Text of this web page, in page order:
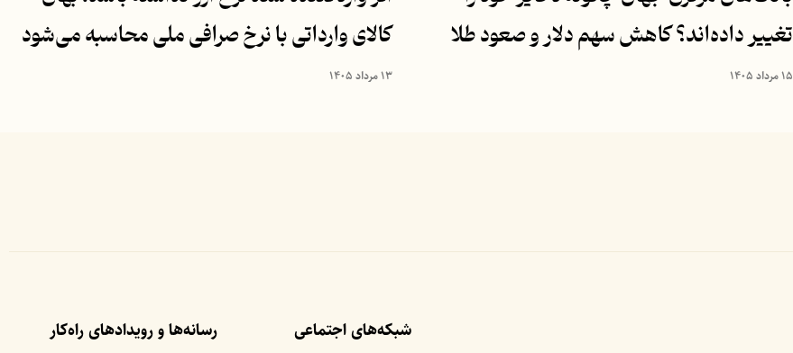
تغییر داده‌اند؟ کاهش سهم دلار و صعود طلا
۱۵ مرداد ۱۴۰۵
کالای وارداتی با نرخ صرافی ملی محاسبه می‌شود
۱۳ مرداد ۱۴۰۵
شبکه‌های اجتماعی رسانه‌ها و رویداد‌های راه‌کار